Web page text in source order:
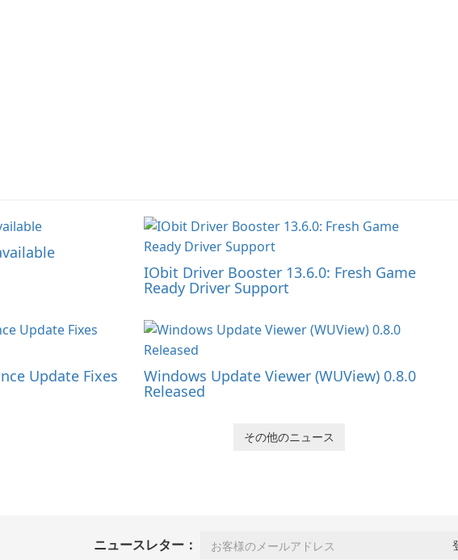
IObit Driver Booster 13.6.0: Fresh Game
Ready Driver Support
Update Fixes Windows Update Viewer (WUView) 0.8.0
Released
その他のニュース
ニュースレター：